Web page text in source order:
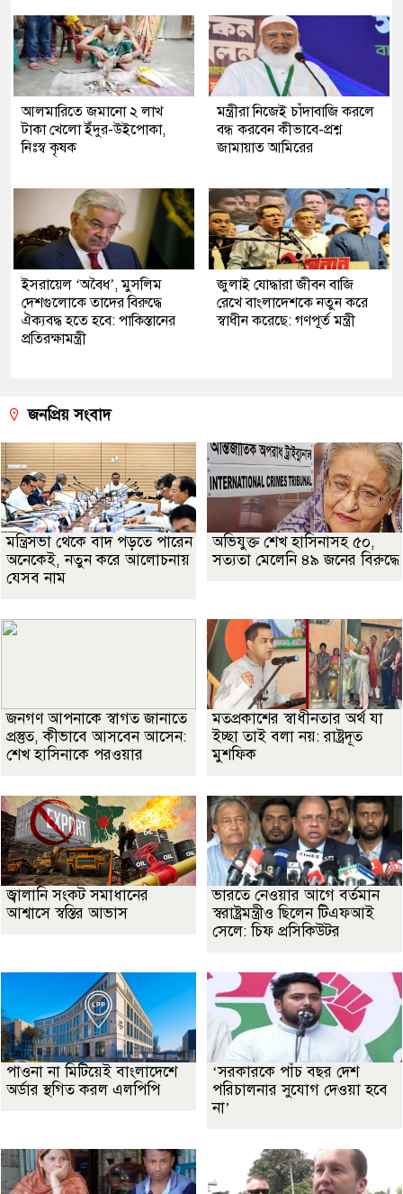
আলমারিতে জমানো ২ লাখ
টাকা খেলো ইঁদুর-উইপোকা,
নিঃস্ব কৃষক
মন্ত্রীরা নিজেই চাঁদাবাজি করলে
বন্ধ করবেন কীভাবে-প্রশ্ন
জামায়াত আমিরের
ইসরায়েল ‘অবৈধ’, মুসলিম
দেশগুলোকে তাদের বিরুদ্ধে
ঐক্যবদ্ধ হতে হবে: পাকিস্তানের
প্রতিরক্ষামন্ত্রী
জুলাই যোদ্ধারা জীবন বাজি
রেখে বাংলাদেশকে নতুন করে
স্বাধীন করেছে: গণপূর্ত মন্ত্রী
জনপ্রিয় সংবাদ
মন্ত্রিসভা থেকে বাদ পড়তে পারেন
অনেকেই, নতুন করে আলোচনায়
যেসব নাম
অভিযুক্ত শেখ হাসিনাসহ ৫০,
সত্যতা মেলেনি ৪৯ জনের বিরুদ্ধে
জনগণ আপনাকে স্বাগত জানাতে
প্রস্তুত, কীভাবে আসবেন আসেন:
শেখ হাসিনাকে পরওয়ার
মতপ্রকাশের স্বাধীনতার অর্থ যা
ইচ্ছা তাই বলা নয়: রাষ্ট্রদূত
মুশফিক
জ্বালানি সংকট সমাধানের
আশ্বাসে স্বস্তির আভাস
ভারতে নেওয়ার আগে বর্তমান
স্বরাষ্ট্রমন্ত্রীও ছিলেন টিএফআই
সেলে: চিফ প্রসিকিউটর
পাওনা না মিটিয়েই বাংলাদেশে
অর্ডার স্থগিত করল এলপিপি
‘সরকারকে পাঁচ বছর দেশ
পরিচালনার সুযোগ দেওয়া হবে
না’